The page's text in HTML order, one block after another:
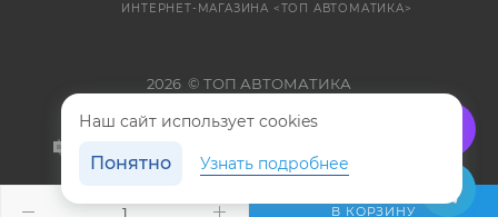
В КОРЗИНУ
ИНТЕРНЕТ-МАГАЗИНА <ТОП АВТОМАТИКА>
2026 © ТОП АВТОМАТИКА
Наш сайт использует cookies
Понятно Узнать подробнее